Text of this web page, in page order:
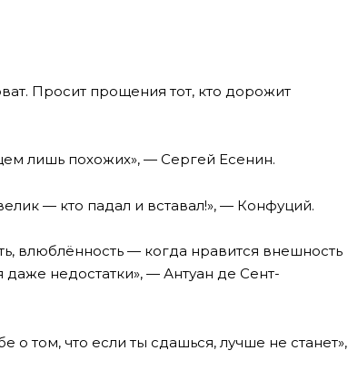
Просит прощения тот, кто дорожит
лишь похожих», — Сергей Есенин.
— кто падал и вставал!», — Конфуций.
влюблённость — когда нравится внешность
недостатки», — Антуан де Сент-
о том, что если ты сдашься, лучше не станет»,